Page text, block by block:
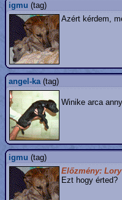
igmu (tag)
Azért kérdem,
angel-ka(tag)
Winike arca
igmu (tag)
Előzmény: Lory
Ezt hogy érted?